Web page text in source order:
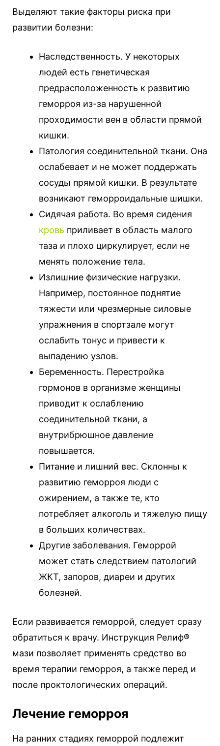
Выделяют такие факторы риска при
развитии болезни:
Наследственность. У некоторых
людей есть генетическая
предрасположенность к развитию
геморроя из-за нарушенной
проходимости вен в области прямой
кишки.
Патология соединительной ткани. Она
ослабевает и не может поддержать
сосуды прямой кишки. В результате
возникают геморроидальные шишки.
Сидячая работа. Во время сидения
кровь приливает в область малого
таза и плохо циркулирует, если не
менять положение тела.
Излишние физические нагрузки.
Например, постоянное поднятие
тяжести или чрезмерные силовые
упражнения в спортзале могут
ослабить тонус и привести к
выпадению узлов.
Беременность. Перестройка
гормонов в организме женщины
приводит к ослаблению
соединительной ткани, а
внутрибрюшное давление
повышается.
Питание и лишний вес. Склонны к
развитию геморроя люди с
ожирением, а также те, кто
потребляет алкоголь и тяжелую пищу
в больших количествах.
Другие заболевания. Геморрой
может стать следствием патологий
ЖКТ, запоров, диареи и других
болезней.
Если развивается геморрой, следует сразу
обратиться к врачу. Инструкция Релиф®
мази позволяет применять средство во
время терапии геморроя, а также перед и
после проктологических операций.
Лечение геморроя
На ранних стадиях геморрой подлежит